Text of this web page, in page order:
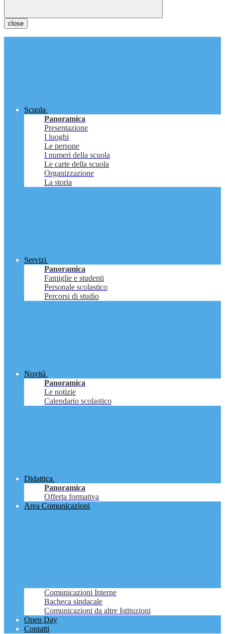
close
Scuola
Panoramica
Presentazione
I luoghi
Le persone
I numeri della scuola
Le carte della scuola
Organizzazione
La storia
Servizi
Panoramica
Famiglie e studenti
Personale scolastico
Percorsi di studio
Novità
Panoramica
Le notizie
Calendario scolastico
Didattica
Panoramica
Offerta formativa
Area Comunicazioni
Comunicazioni Interne
Bacheca sindacale
Comunicazioni da altre Istituzioni
Open Day
Contatti